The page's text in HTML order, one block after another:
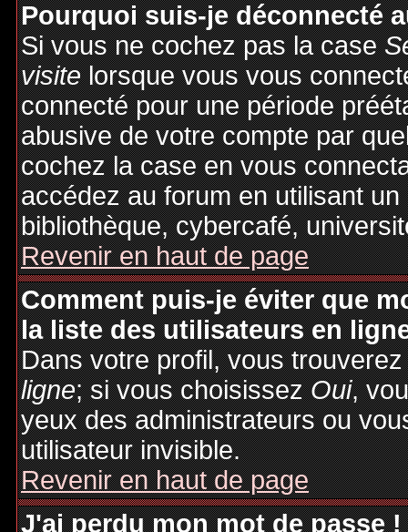
Pourquoi suis-je déconnecté
Si vous ne cochez pas la case
visitelorsque vous vous
connecté pour une période
abusive de votre compte par
cochez la case en vous
accédez au forum en utilisant
bibliothèque, cybercafé,
Revenir en haut de page
Comment puis-je éviter que
la liste des utilisateurs en
Dans votre profil, vous
ligne; si vous choisissezOui,
yeux des administrateurs ou
utilisateur invisible.
Revenir en haut de page
J'ai perdu mon mot de passe !